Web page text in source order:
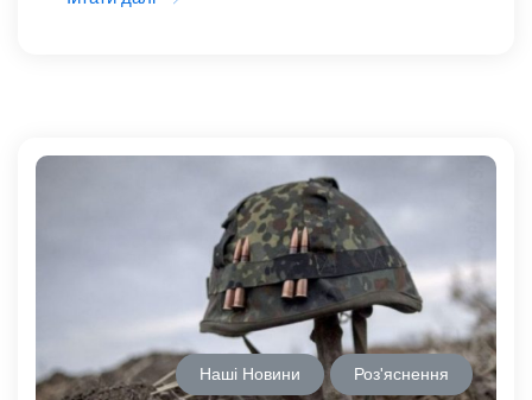
Наші Новини Роз'яснення